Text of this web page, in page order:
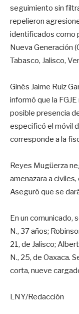
seguimiento sin
repelieron
identificados como
Nueva Generación
Tabasco, Jalisco,
Ginés Jaime Ruiz
informó que la
posible presencia
especificó el móvil
corresponde a la
Reyes Mugüerza
amenazara a
Aseguró que se
En un comunicado,
N., 37 años;
21, de Jalisco;
N., 25, de Oaxaca.
corta, nueve
LNY/Redacción